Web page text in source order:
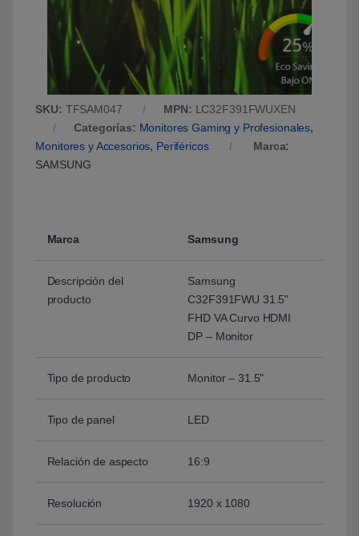
SKU: TFSAM047 MPN: LC32F391FWUXEN
Categorías: Monitores Gaming y Profesionales,
Monitores y Accesorios, Periféricos
Marca:
SAMSUNG
Marca Samsung
Descripción del
producto
Samsung
C32F391FWU 31.5"
FHD VA Curvo HDMI
DP – Monitor
Tipo de producto Monitor – 31.5"
Tipo de panel LED
Relación de aspecto 16:9
Resolución 1920 x 1080